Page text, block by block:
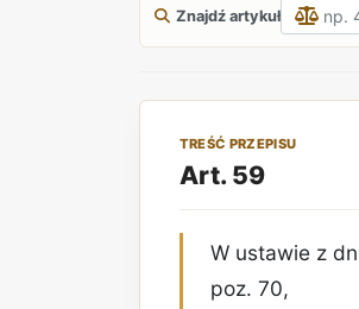
Znajdź artykuł
TREŚĆ PRZEPISU
Art. 59
W ustawie z
poz. 70,